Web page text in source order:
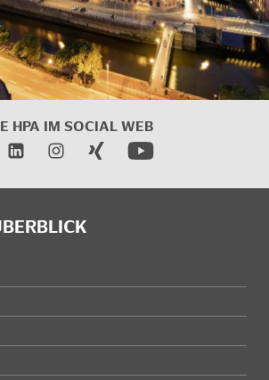
HPA IM SOCIAL WEB